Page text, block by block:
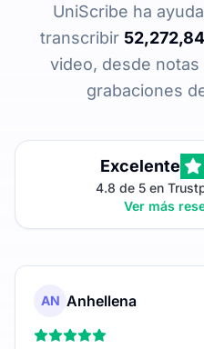
UniScribe ha
transcribir
video, desde
grabaciones
Excelente
4.8 de 5 en
Ver más
AN Anhellena